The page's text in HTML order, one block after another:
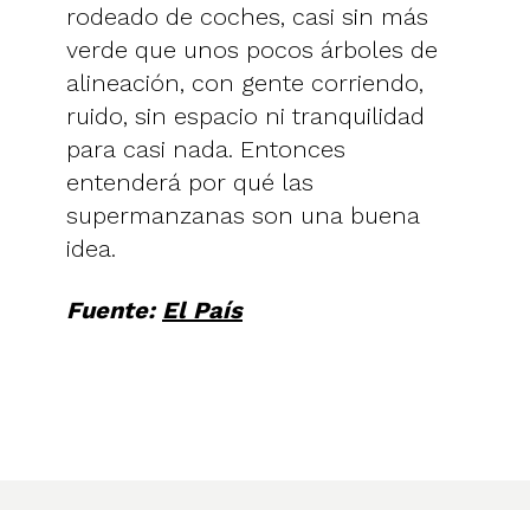
rodeado de coches, casi sin más
verde que unos pocos árboles de
alineación, con gente corriendo,
ruido, sin espacio ni tranquilidad
para casi nada. Entonces
entenderá por qué las
supermanzanas son una buena
idea.
Fuente: El País